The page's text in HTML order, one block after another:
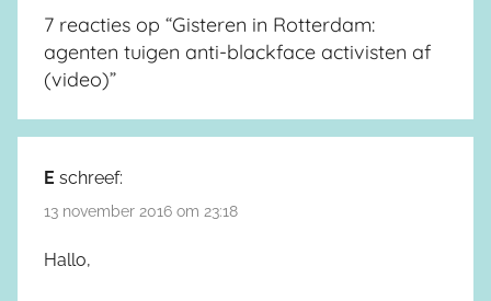
7 reacties op “Gisteren in Rotterdam:
agenten tuigen anti-blackface activisten af
(video)”
E schreef:
13 november 2016 om 23:18
Hallo,